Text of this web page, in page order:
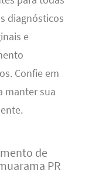
diagnósticos
e
Confie em
manter sua
de
PR